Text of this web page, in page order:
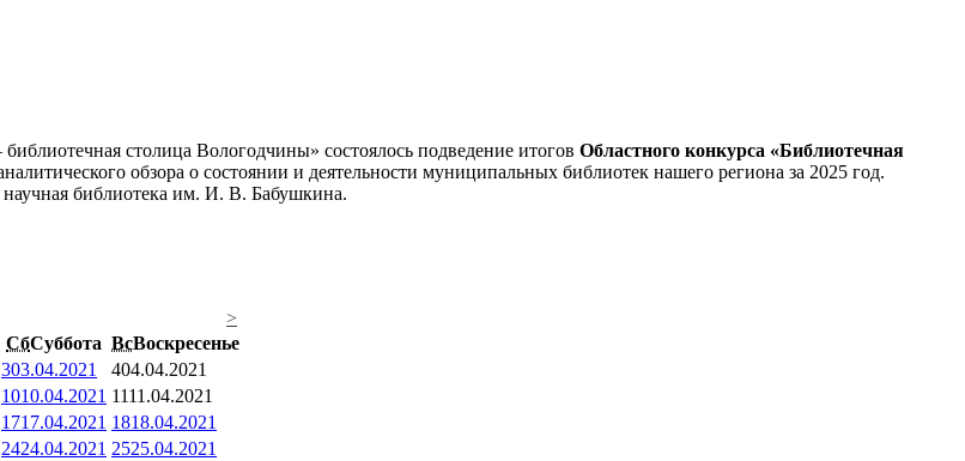
столица Вологодчины» состоялось подведение итогов Областного конкурса «Библиотечная
обзора о состоянии и деятельности муниципальных библиотек нашего региона за 2025 год.
научная библиотека им. И. В. Бабушкина.
>
СбСуббота ВсВоскресенье
303.04.2021 404.04.2021
1010.04.2021 1111.04.2021
1717.04.2021 1818.04.2021
2424.04.2021 2525.04.2021